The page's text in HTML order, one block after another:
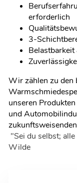
erforderlich
3-
Wir zählen zu den
unseren
und
"Sei du selbst;
Wilde